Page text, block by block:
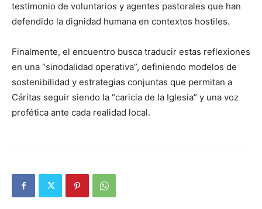
testimonio de voluntarios y agentes pastorales que han
defendido la dignidad humana en contextos hostiles.
Finalmente, el encuentro busca traducir estas reflexiones
en una “sinodalidad operativa”, definiendo modelos de
sostenibilidad y estrategias conjuntas que permitan a
Cáritas seguir siendo la “caricia de la Iglesia” y una voz
profética ante cada realidad local.